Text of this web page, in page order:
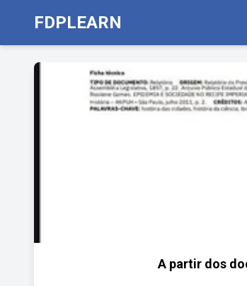
FDPLEARN
A partir dos